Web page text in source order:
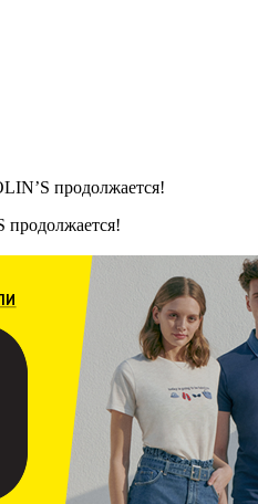
продолжается!
продолжается!